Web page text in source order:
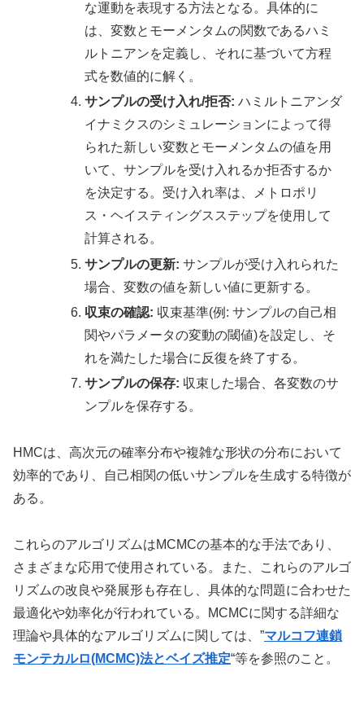
な運動を表現する方法となる。具体的に
は、変数とモーメンタムの関数であるハミ
ルトニアンを定義し、それに基づいて方程
式を数値的に解く。
サンプルの受け入れ/拒否: ハミルトニアンダ
イナミクスのシミュレーションによって得
られた新しい変数とモーメンタムの値を用
いて、サンプルを受け入れるか拒否するか
を決定する。受け入れ率は、メトロポリ
ス・ヘイスティングスステップを使用して
計算される。
サンプルの更新: サンプルが受け入れられた
場合、変数の値を新しい値に更新する。
収束の確認: 収束基準(例: サンプルの自己相
関やパラメータの変動の閾値)を設定し、そ
れを満たした場合に反復を終了する。
サンプルの保存: 収束した場合、各変数のサ
ンプルを保存する。
HMCは、高次元の確率分布や複雑な形状の分布において
効率的であり、自己相関の低いサンプルを生成する特徴が
ある。
これらのアルゴリズムはMCMCの基本的な手法であり、
さまざまな応用で使用されている。また、これらのアルゴ
リズムの改良や発展形も存在し、具体的な問題に合わせた
最適化や効率化が行われている。MCMCに関する詳細な
理論や具体的なアルゴリズムに関しては、”マルコフ連鎖
モンテカルロ(MCMC)法とベイズ推定“等を参照のこと。